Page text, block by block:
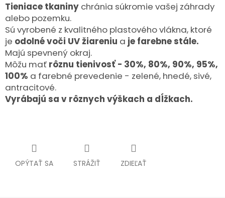
Tieniace tkaniny chránia súkromie vašej záhrady
alebo pozemku.
Sú vyrobené z kvalitného plastového vlákna, ktoré
je odolné voči UV žiareniu a je farebne stále.
Majú spevnený okraj.
Môžu mať rôznu tienivosť - 30%, 80%, 90%, 95%,
100% a farebné prevedenie - zelené, hnedé, sivé,
antracitové.
Vyrábajú sa v rôznych výškach a dĺžkach.
OPÝTAŤ SA STRÁŽIŤ ZDIEĽAŤ